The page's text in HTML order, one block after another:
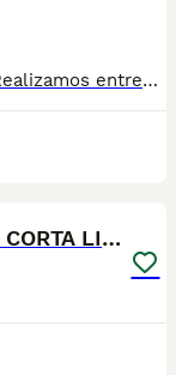
estaremos encantados de ayudarte. 🚚 Realizamos entregas en toda España, con especial frecuencia en **Andalucía**: Sevilla, Málaga, Cádiz, Córdoba, Granada, Jaén, Huelva y Almería. También entregamos habitualmente en Marbella, Jerez de la Frontera, Estepona, Fuengirola, Benalmádena, Mijas, Dos Hermanas y cualquier punto de España. **Entrega 100% a contrarreembolso.** No tendrás que adelantar el importe del cachorro. Lo recibirás en la puerta de tu casa mediante transporte especializado y podrás comprobar que todo está correcto antes de realizar el pago. Nuestros cachorros se entregan: ✅ Vacunados y desparasitados según su edad. ✅ Con microchip, cartilla veterinaria y documentación al día. ✅ Revisados veterinariamente antes de salir de nuestras instalaciones. ✅ Procedentes de excelentes líneas, seleccionadas por salud, carácter y morfología. ✅ Perfectamente socializados y acostumbrados al contacto diario con personas. ✅ Iniciados en el aprendizaje para hacer sus necesidades sobre empapador, facilitando su adaptación al nuevo hogar. ✅ Con asesoramiento personalizado antes y después de la entrega. Nuestro objetivo no es vender un cachorro más. Queremos que cada familia reciba un compañero sano, equilibrado y criado con el máximo cuidado desde el primer día. 📩 Si deseas fotografías, vídeos o más información, escríbenos por privado. Estaremos encantados de ayudarte a encontrar el compañero perfecto670864332 . . .
PRECIOSOS CHIHUAHUA PATITAS CORTA LINEA TOY